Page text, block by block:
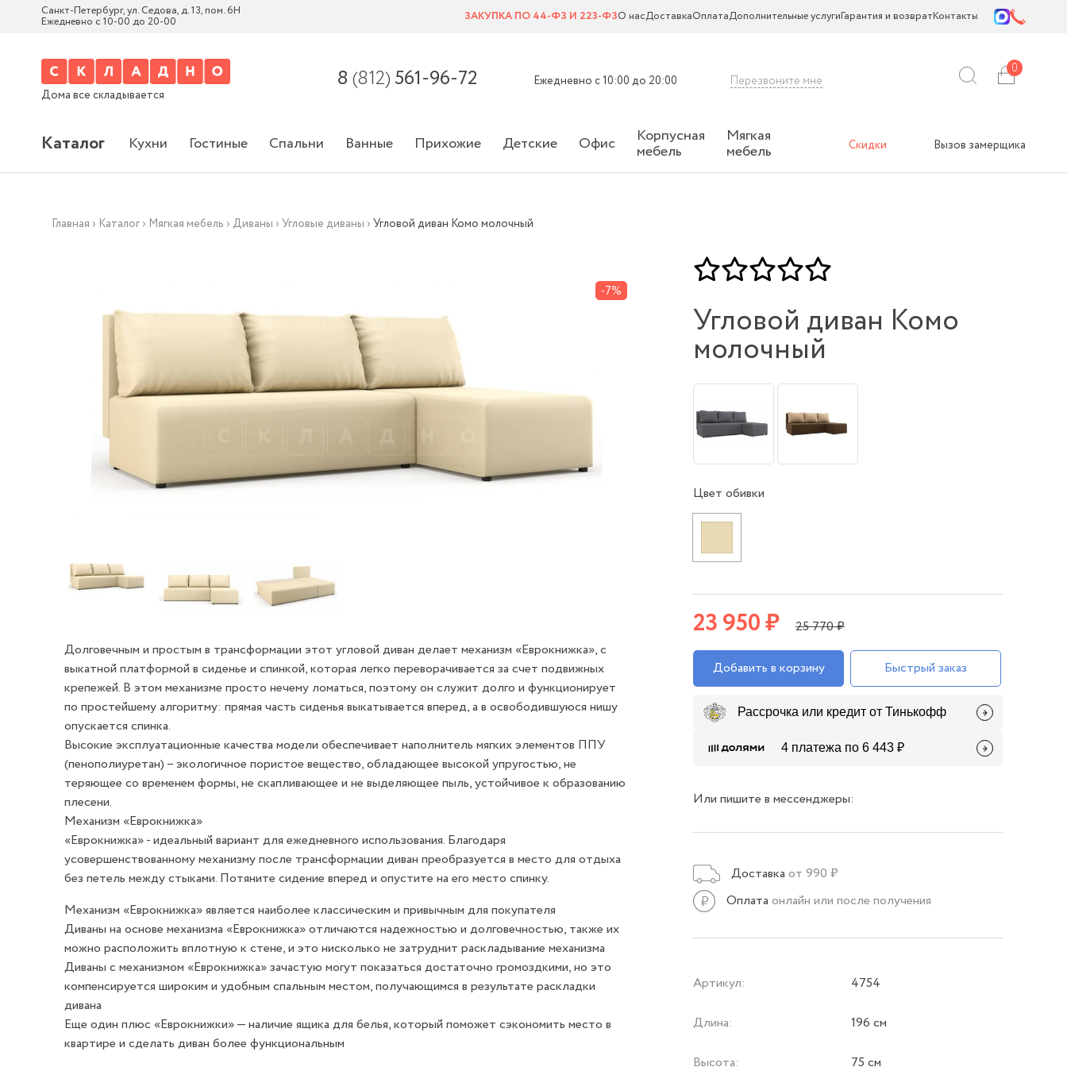
Санкт-Петербург, ул. Седова, д. 13, пом. 6Н
Ежедневно с 10-00 до 20-00 ЗАКУПКА ПО 44-ФЗ И 223-ФЗО насДоставкаОплатаДополнительные услугиГарантия и возвратКонтакты
Дома все складывается
8 (812) 561-96-72 Ежедневно с 10:00 до 20:00 Перезвоните мне
0
Каталог Кухни Гостиные Спальни Ванные Прихожие Детские Офис Корпусная
мебель
Мягкая
мебель Скидки Вызов замерщика
Главная › Каталог › Мягкая мебель › Диваны ›Угловые диваны ›Угловой диван Комо молочный
-7%
Долговечным и простым в трансформации этот угловой диван делает механизм «Еврокнижка», с
выкатной платформой в сиденье и спинкой, которая легко переворачивается за счет подвижных
крепежей. В этом механизме просто нечему ломаться, поэтому он служит долго и функционирует
по простейшему алгоритму: прямая часть сиденья выкатывается вперед, а в освободившуюся нишу
опускается спинка.
Высокие эксплуатационные качества модели обеспечивает наполнитель мягких элементов ППУ
(пенополиуретан) – экологичное пористое вещество, обладающее высокой упругостью, не
теряющее со временем формы, не скапливающее и не выделяющее пыль, устойчивое к образованию
плесени.
Механизм «Еврокнижка»
«Еврокнижка» - идеальный вариант для ежедневного использования. Благодаря
усовершенствованному механизму после трансформации диван преобразуется в место для отдыха
без петель между стыками. Потяните сидение вперед и опустите на его место спинку.
Механизм «Еврокнижка» является наиболее классическим и привычным для покупателя
Диваны на основе механизма «Еврокнижка» отличаются надежностью и долговечностью, также их
можно расположить вплотную к стене, и это нисколько не затруднит раскладывание механизма
Диваны с механизмом «Еврокнижка» зачастую могут показаться достаточно громоздкими, но это
компенсируется широким и удобным спальным местом, получающимся в результате раскладки
дивана
Еще один плюс «Еврокнижки» — наличие ящика для белья, который поможет сэкономить место в
квартире и сделать диван более функциональным
Угловой диван Комо
молочный
Цвет обивки
23 950 ₽ 25 770 ₽
Добавить в корзину Быстрый заказ
Рассрочка или кредит от Тинькофф
4 платежа по 6 443 ₽
Или пишите в мессенджеры:
Доставка от 990 ₽
Оплата онлайн или после получения
Артикул: 4754
Длина: 196 см
Высота: 75 см